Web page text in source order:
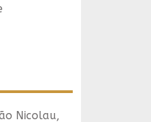
Nicolau,